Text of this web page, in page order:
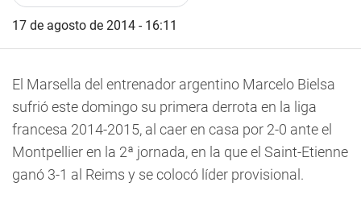
17 de agosto de 2014 - 16:11
El Marsella del entrenador argentino Marcelo Bielsa
sufrió este domingo su primera derrota en la liga
francesa 2014-2015, al caer en casa por 2-0 ante el
Montpellier en la 2ª jornada, en la que el Saint-Etienne
ganó 3-1 al Reims y se colocó líder provisional.